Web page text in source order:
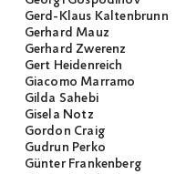
Gerd-Klaus Kaltenbrunner
Gerhard Mauz
Gerhard Zwerenz
Gert Heidenreich
Giacomo Marramo
Gilda Sahebi
Gisela Notz
Gordon Craig
Gudrun Perko
Günter Frankenberg